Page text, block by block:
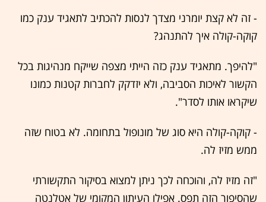
- זה לא קצת יומרני מצדך לנסות להכתיב לתאגיד ענק כמו
קוקה-קולה איך להתנהג?
"להיפך. מתאגיד ענק כזה הייתי מצפה שייקח מנהיגות בכל
הקשור לאיכות הסביבה, ולא יזדקק לחברות קטנות כמונו
שיקראו אותו לסדר".
- קוקה-קולה היא סוג של מונופול בתחומה. לא בטוח שזה
ממש מזיז לה.
"זה מזיז לה, והוכחה לכך ניתן למצוא בסיקור התקשורתי
שהסיפור הזה תפס. אפילו העיתון המקומי של אטלנטה